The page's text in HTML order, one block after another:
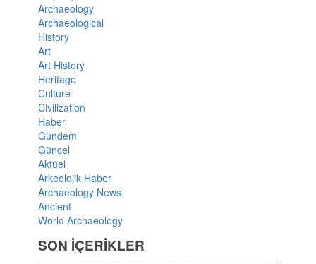
Archaeology
Archaeological
History
Art
Art History
Heritage
Culture
Civilization
Haber
Gündem
Güncel
Aktüel
Arkeolojik Haber
Archaeology News
Ancient
World Archaeology
SON İÇERİKLER